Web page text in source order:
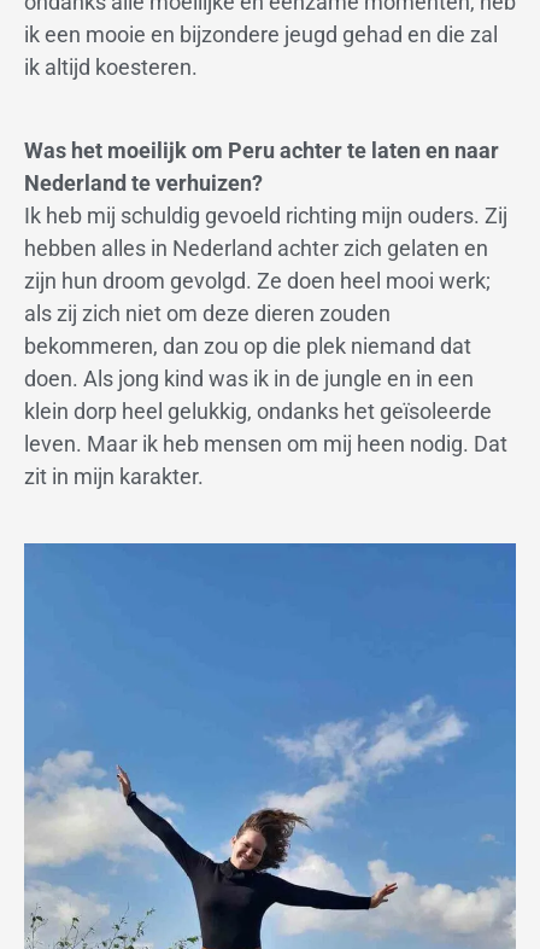
ik een mooie en bijzondere jeugd gehad en die zal
ik altijd koesteren.
Was het moeilijk om Peru achter te laten en naar
Nederland te verhuizen?
Ik heb mij schuldig gevoeld richting mijn ouders. Zij
hebben alles in Nederland achter zich gelaten en
zijn hun droom gevolgd. Ze doen heel mooi werk;
als zij zich niet om deze dieren zouden
bekommeren, dan zou op die plek niemand dat
doen. Als jong kind was ik in de jungle en in een
klein dorp heel gelukkig, ondanks het geïsoleerde
leven. Maar ik heb mensen om mij heen nodig. Dat
zit in mijn karakter.